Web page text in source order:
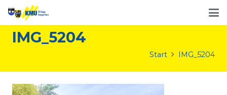
IMG_5204
Start IMG_5204